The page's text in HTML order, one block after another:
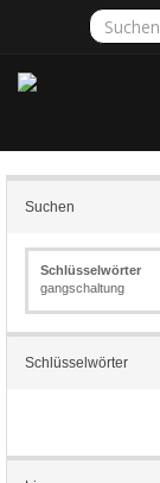
Suchen
Schlüsselwörter
gangschaltung
Schlüsselwörter